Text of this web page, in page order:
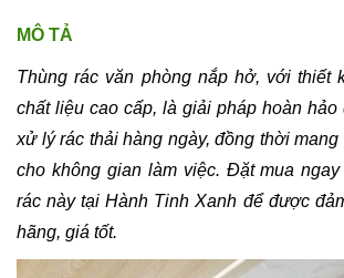
MÔ TẢ
Thùng rác văn phòng nắp hở, với thiết
chất liệu cao cấp, là giải pháp hoàn
xử lý rác thải hàng ngày, đồng thời mang
cho không gian làm việc. Đặt mua
rác này tại Hành Tinh Xanh để được
hãng, giá tốt.